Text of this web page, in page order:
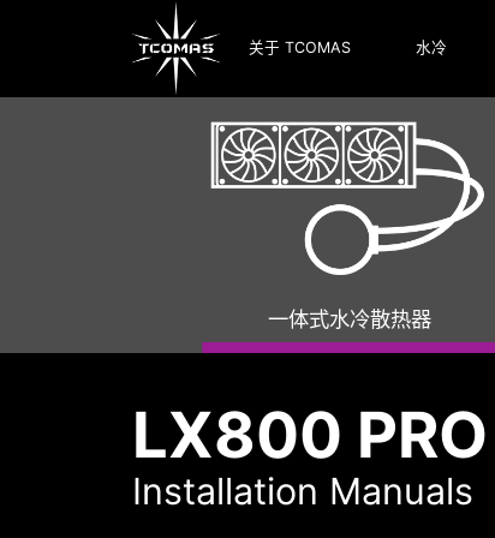
关于 TCOMAS 水冷
一体式水冷散热器
LX800 PRO
Installation Manuals